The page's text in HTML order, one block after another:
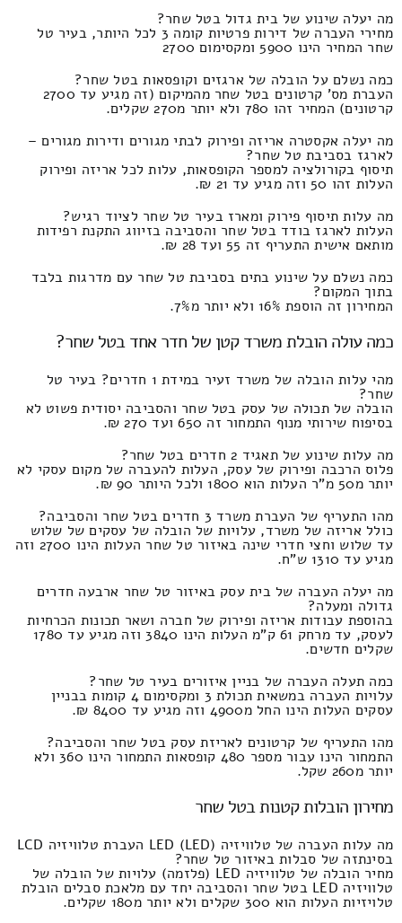
מה יעלה שינוע של בית גדול בטל שחר?
מחירי העברה של דירות פרטיות קומה 3 לכל היותר, בעיר טל
שחר המחיר הינו 5900 ומקסימום 2700
כמה נשלם על הובלה של ארגזים וקופסאות בטל שחר?
העברת מס' קרטונים בטל שחר מהמיקום (זה מגיע עד 2700
קרטונים) המחיר זהו 780 ולא יותר מ270 שקלים.
מה יעלה אקסטרה אריזה ופירוק לבתי מגורים ודירות מגורים –
לארגז בסביבת טל שחר?
תיסוף בקורולציה למספר הקופסאות, עלות לכל אריזה ופירוק
העלות זהו 50 וזה מגיע עד 21 ₪.
מה עלות תיסוף פירוק ומארז בעיר טל שחר לציוד רגיש?
העלות לארגז בודד בטל שחר והסביבה בזיווג התקנת רפידות
מותאם אישית התעריף זה 55 ועד 28 ₪.
כמה נשלם על שינוע בתים בסביבת טל שחר עם מדרגות בלבד
בתוך המקום?
המחירון זה הוספת 16% ולא יותר מ7%.
כמה עולה הובלת משרד קטן של חדר אחד בטל שחר?
מהי עלות הובלה של משרד זעיר במידת 1 חדרים? בעיר טל
שחר?
הובלה של תכולה של עסק בטל שחר והסביבה יסודית פשוט לא
בסיפוח שירותי מנוף התמחור זה 650 ועד 270 ₪.
מה עלות שינוע של תאגיד 2 חדרים בטל שחר?
פלוס הרכבה ופירוק של עסק, העלות להעברה של מקום עסקי לא
יותר מ50 מ"ר העלות הוא 1800 ולכל היותר 90 ₪.
מהו התעריף של העברת משרד 3 חדרים בטל שחר והסביבה?
כולל אריזה של משרד, עלויות של הובלה של עסקים של שלוש
עד שלוש וחצי חדרי שינה באיזור טל שחר העלות הינו 2700 וזה
מגיע עד 1310 ש"ח.
מה יעלה העברה של בית עסק באיזור טל שחר ארבעה חדרים
גדולה ומעלה?
בהוספת עבודות אריזה ופירוק של חברה ושאר תכונות הכרחיות
לעסק, עד מרחק 61 ק"מ העלות הינו 3840 וזה מגיע עד 1780
שקלים חדשים.
כמה תעלה העברה של בניין איזורים בעיר טל שחר?
עלויות העברה במשאית תכולת 3 ומקסימום 4 קומות בבניין
עסקים העלות הינו החל מ4900 וזה מגיע עד 8400 ₪.
מהו התעריף של קרטונים לאריזת עסק בטל שחר והסביבה?
התמחור הינו עבור מספר 480 קופסאות התמחור הינו 360 ולא
יותר מ260 שקל.
מחירון הובלות קטנות בטל שחר
מה עלות העברה של טלוויזיה LED (LED) העברת טלוויזיה LCD
בסינתזה של סבלות באיזור טל שחר?
מחיר הובלה של טלוויזיה LED (פלזמה) עלויות של הובלה של
טלוויזיה LED בטל שחר והסביבה יחד עם מלאכת סבלים הובלת
טלויזיות העלות הוא 300 שקלים ולא יותר מ180 שקלים.